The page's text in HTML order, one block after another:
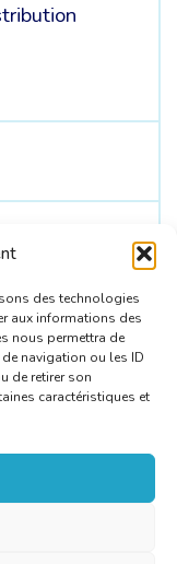
des technologies
aux informations des
nous permettra de
navigation ou les ID
de retirer son
caractéristiques et